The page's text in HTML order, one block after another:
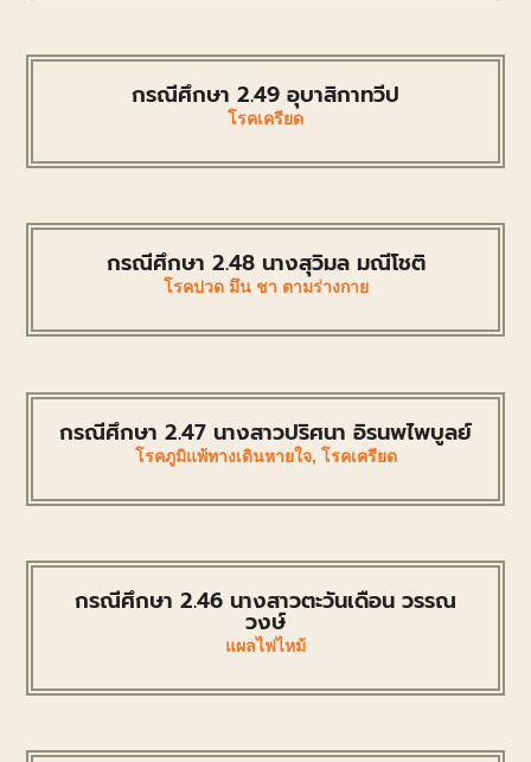
กรณีศึกษา 2.49 อุบาสิกาทวีป
โรคเครียด
กรณีศึกษา 2.48 นางสุวิมล มณีโชติ
โรคปวด มึน ชา ตามร่างกาย
กรณีศึกษา 2.47 นางสาวปริศนา อิรนพไพบูลย์
โรคภูมิแพ้ทางเดินหายใจ, โรคเครียด
กรณีศึกษา 2.46 นางสาวตะวันเดือน วรรณ
วงษ์
แผลไฟไหม้